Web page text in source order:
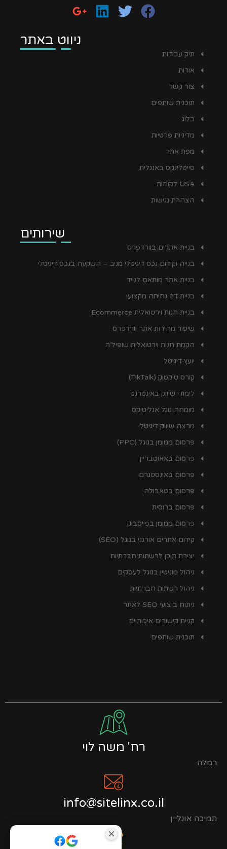
ניווט באתר
תיק עבודות
אודות
צור קשר
תוכנית שותפים
בלוג
מדיניות פרטיות
מפת אתר
סייטלינקס באנגלית
USA לקוחות
הצהרת נגישות
שירותים
בניית אתרים בוורדפרס
בנייה וקידום נכס דיגיטלי מניב – השקעה בנכס דיגיטלי
בניית אתר מותאם לנייד
בניית דף נחיתה מקצועי
בניית חנות וירטואלית Ecommerce
שיפור מהירות אתר וורדפרס
הקמת חנות וירטואלית שופיל’ה
יועץ דיגיטל
קורס טיקטוק (TikTalk)
לימודי שיווק באינטרנט
מומחה גוגל אנליטיקס
מרצה שיווק דיגיטלי
פרסום ממומן בגוגל (PPC)
פרסום באאוטבריין
פרסום באינסטגרם
פרסום בטאבולה
פרסום ברוסית
פרסום ממומן בפייסבוק
קידום אתרים אורגני בגוגל (SEO)
יצירת תוכן לרשתות חברתיות
ניהול מוניטין בגוגל לעסקים
ניהול רשתות חברתיות
ניתוח ביצועי SEO לאתר
קניית קישורים איכותיים
תוכנית שותפים
רח' משה לוי
רמלה
info@sitelinx.co.il
תמיכה אונליין